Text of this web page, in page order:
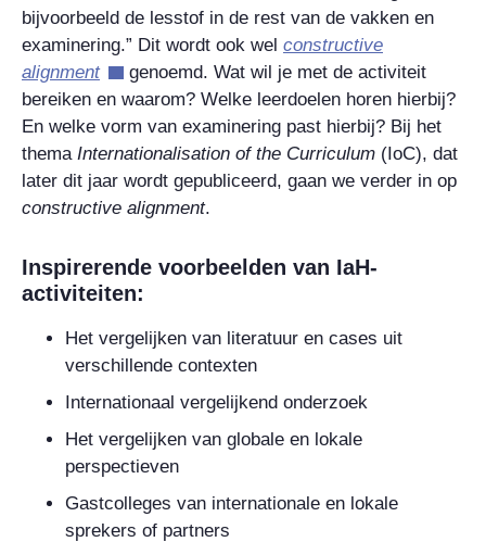
bijvoorbeeld de lesstof in de rest van de vakken en
examinering.” Dit wordt ook wel constructive
alignment
genoemd. Wat wil je met de activiteit
bereiken en waarom? Welke leerdoelen horen hierbij?
En welke vorm van examinering past hierbij? Bij het
thema Internationalisation of the Curriculum (IoC), dat
later dit jaar wordt gepubliceerd, gaan we verder in op
constructive alignment.
Inspirerende voorbeelden van IaH-
activiteiten:
Het vergelijken van literatuur en cases uit
verschillende contexten
Internationaal vergelijkend onderzoek
Het vergelijken van globale en lokale
perspectieven
Gastcolleges van internationale en lokale
sprekers of partners